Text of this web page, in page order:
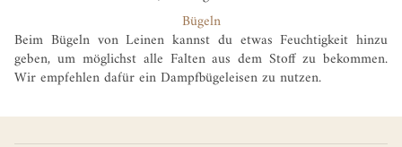
Bügeln
Beim Bügeln von Leinen kannst du etwas Feuchtigkeit hinzu
geben, um möglichst alle Falten aus dem Stoff zu bekommen.
Wir empfehlen dafür ein Dampfbügeleisen zu nutzen.